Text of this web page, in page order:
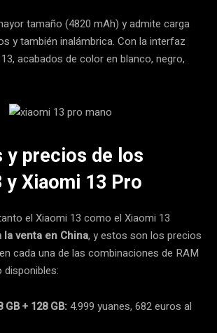
tamaño (4820 mAh) y admite carga
y también inalámbrica. Con la interfaz
acabados de color en blanco, negro,
y precios de los
y Xiaomi 13 Pro
el Xiaomi 13 como el Xiaomi 13
venta en China, y estos son los precios
cada una de las combinaciones de RAM
disponibles:
+ 128 GB:4.999 yuanes, 682 euros al